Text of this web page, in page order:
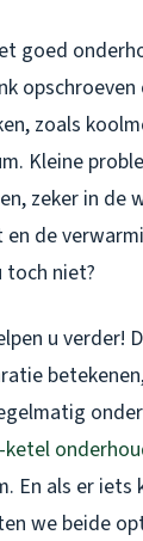
goed
zoals
Kleine
zeker in de
en de
niet?
u verder!
ketel
En als er iets
we beide